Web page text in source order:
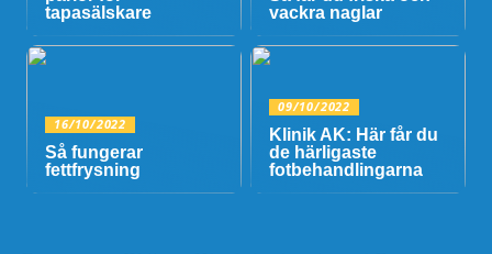
tapasälskare
vackra naglar
16/10/2022
Så fungerar
fettfrysning
09/10/2022
Klinik AK: Här får du
de härligaste
fotbehandlingarna